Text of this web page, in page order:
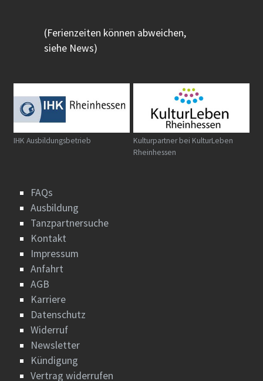
(Ferienzeiten können abweichen,
siehe News)
IHK Ausbildungsbetrieb
Kulturpartner bei KulturLeben
Rheinhessen
FAQs
Ausbildung
Tanzpartnersuche
Kontakt
Impressum
Anfahrt
AGB
Karriere
Datenschutz
Widerruf
Newsletter
Kündigung
Vertrag widerrufen